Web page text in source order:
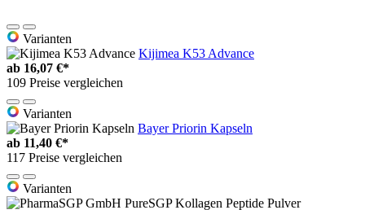
Varianten
Kijimea K53 Advance
ab 16,07 €*
109 Preise vergleichen
Varianten
Bayer Priorin Kapseln
ab 11,40 €*
117 Preise vergleichen
Varianten